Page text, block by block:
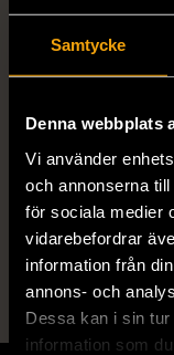
Samtycke
Denna webbplats
Vi använder
och annonserna
för sociala medier
vidarebefordrar
information från
annons- och
Dessa kan i sin
information som
Skick